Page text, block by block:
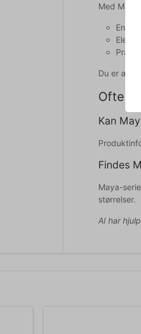
Med Maya
En
Du er altid
Ofte
Kan
Findes
Maya-
størrelser.
AI har